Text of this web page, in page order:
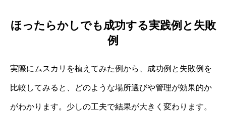
ほったらかしでも成功する実践例と失敗
例
実際にムスカリを植えてみた例から、成功例と失敗例を
比較してみると、どのような場所選びや管理が効果的か
がわかります。少しの工夫で結果が大きく変わります。